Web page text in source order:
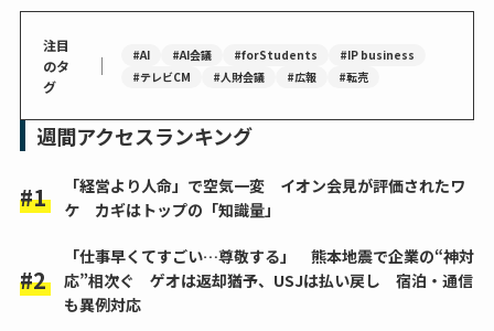
注目
のタ
グ
｜ #AI #AI会議 #forStudents
#IP business
#テレビCM
#人財会議 #広報 #転売
週間アクセスランキング
「経営より人命」で空気一変 イオン会見が評価されたワ
ケ カギはトップの「知識量」
「仕事早くてすごい…尊敬する」 熊本地震で企業の“神対
応”相次ぐ ゲオは返却猶予、USJは払い戻し 宿泊・通信
も異例対応